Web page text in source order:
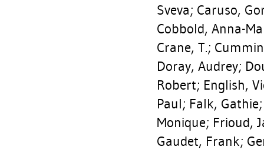
Sveva; Caruso,
Cobbold, Anna-
Crane, T.;
Doray, Audrey;
Robert; English,
Paul; Falk, Gathie
Monique; Frioud,
Gaudet, Frank;